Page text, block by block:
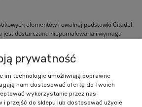
elementów i owalnej podstawki Citadel
jest dostarczana niepomalowana i wymaga
Zakupy
prywatność
im technologie umożliwiają poprawne
nam dostosować ofertę do Twoich
wykorzystanie przez nas
i przejść do sklepu lub dostosować użycie